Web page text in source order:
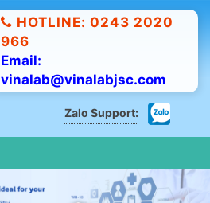
HOTLINE: 0243 2020
966
Email:
vinalab@vinalabjsc.com
Zalo Support: